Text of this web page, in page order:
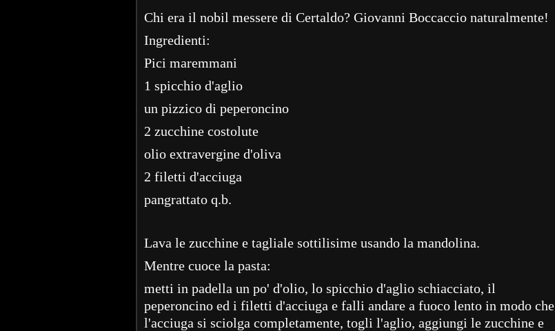
Chi era il nobil messere di Certaldo? Giovanni Boccaccio naturalmente!
Ingredienti:
Pici maremmani
1 spicchio d'aglio
un pizzico di peperoncino
2 zucchine costolute
olio extravergine d'oliva
2 filetti d'acciuga
pangrattato q.b.
Lava le zucchine e tagliale sottilisime usando la mandolina.
Mentre cuoce la pasta:
metti in padella un po' d'olio, lo spicchio d'aglio schiacciato, il
peperoncino ed i filetti d'acciuga e falli andare a fuoco lento in modo che
l'acciuga si sciolga completamente, togli l'aglio, aggiungi le zucchine e